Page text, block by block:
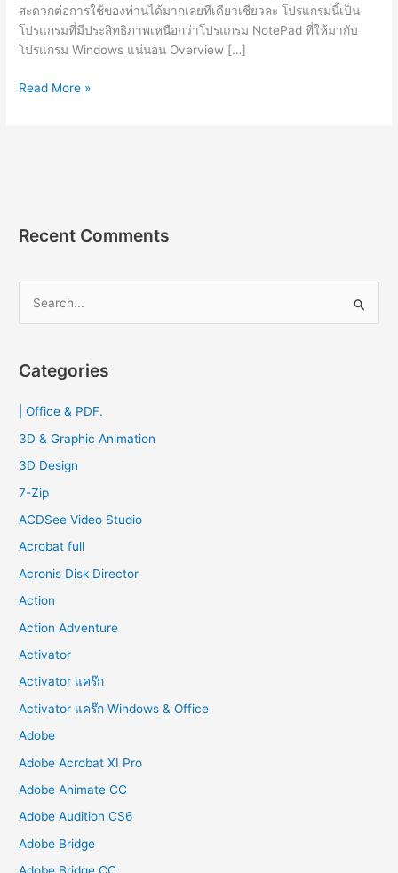
สะดวกต่อการใช้ของท่านได้มากเลยทีเดียวเชียวละ โปรแกรมนี้เป็น
โปรแกรมที่มีประสิทธิภาพเหนือกว่าโปรแกรม NotePad ที่ให้มากับ
โปรแกรม Windows แน่นอน Overview […]
EditPlus
Read More »
Recent Comments
r
f
o
Categories
| Office & PDF.
3D & Graphic Animation
3D Design
7-Zip
ACDSee Video Studio
Acrobat full
Acronis Disk Director
Action
Action Adventure
Activator
Activator แคร๊ก
Activator แคร๊ก Windows & Office
Adobe
Adobe Acrobat XI Pro
Adobe Animate CC
Adobe Audition CS6
Adobe Bridge